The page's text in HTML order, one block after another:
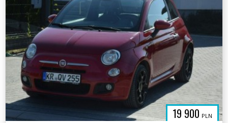
19 900 PLN